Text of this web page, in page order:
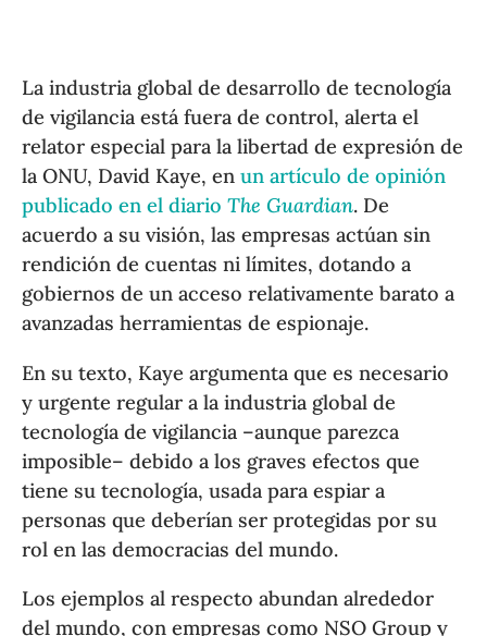
La industria global de desarrollo de tecnología
de vigilancia está fuera de control, alerta el
relator especial para la libertad de expresión de
la ONU, David Kaye, enun artículo de opinión
publicado en el diarioThe Guardian. De
acuerdo a su visión, las empresas actúan sin
rendición de cuentas ni límites, dotando a
gobiernos de un acceso relativamente barato a
avanzadas herramientas de espionaje.
En su texto, Kaye argumenta que es necesario
y urgente regular a la industria global de
tecnología de vigilancia –aunque parezca
imposible– debido a los graves efectos que
tiene su tecnología, usada para espiar a
personas que deberían ser protegidas por su
rol en las democracias del mundo.
Los ejemplos al respecto abundan alrededor
del mundo, con empresas como NSO Group y